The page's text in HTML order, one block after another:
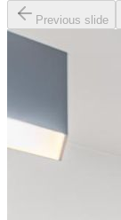
Previous slide